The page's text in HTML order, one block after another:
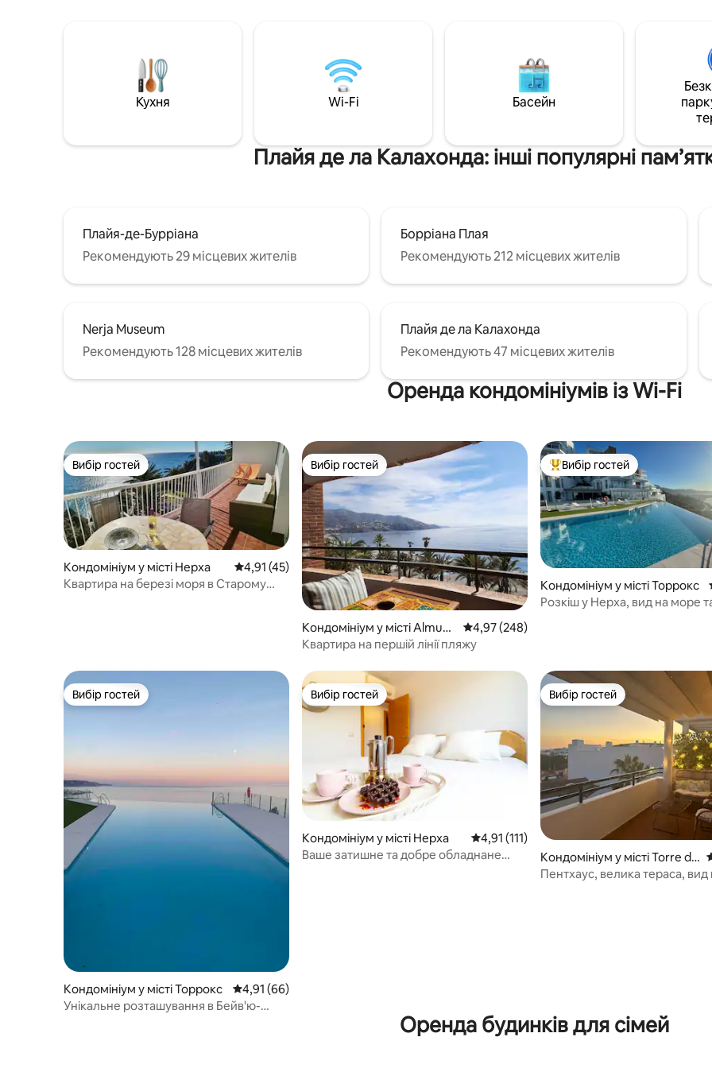
двох найкращих пляжів Нерхи.
Парковка в гаражі прямо під квартирою
вітальнею, ванною кімнатою, терасою
з солярієм, кухнею, обладнаною
посудомийною машиною,склом,
пральною машиною...,патіо. Платна
розслабитися, – усього за 20
Торрокса та за 30 хвилин від
Кухня Wi-Fi Басейн
Плайя де ла Калахонда: інші популярні
Плайя-де-Бурріана
Рекомендують 29 місцевих жителів
Борріана Плая
Рекомендують 212 місцевих жителів
Nerja Museum
Рекомендують 128 місцевих жителів
Плайя де ла Калахонда
Рекомендують 47 місцевих жителів
Оренда кондомініумів із Wi-Fi
Вибір гостей
Вибір гостей
Кондомініум у місті Нерха Середня оцінка: 4,91 з 5, відгуки: 45
4,91 (45)
Квартира на березі моря в Старому
Вибір гостей
Вибір гостей
Кондомініум у місті Almuñé
car
Середня оцінка: 4,97 з 5, відгуки: 248
4,97 (248)
Квартира на першій лінії пляжу
Топ вибір гостей
Вибір гостей
Кондомініум у місті Торрокс
Розкіш у Нерха, вид на море
Вибір гостей
Вибір гостей
Кондомініум у місті Торрокс Середня оцінка: 4,91 з 5, відгуки: 66
4,91 (66)
Унікальне розташування в Бейв'ю-
Вибір гостей
Вибір гостей
Кондомініум у місті Нерха Середня оцінка: 4,91 з 5, відгуки: 111
4,91 (111)
Ваше затишне та добре обладнане
Вибір гостей
Вибір гостей
Кондомініум у місті Torre de
Benagalbón
Пентхаус, велика тераса, вид
Оренда будинків для сімей